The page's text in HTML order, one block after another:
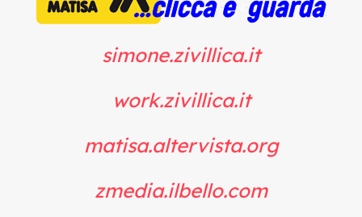
simone.zivillica.it
work.zivillica.it
matisa.altervista.org
zmedia.ilbello.com